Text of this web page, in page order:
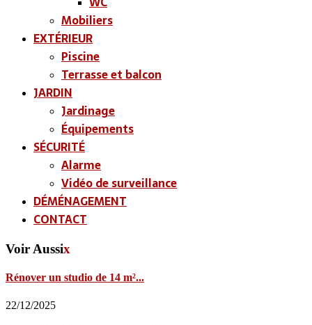
Mobiliers
EXTÉRIEUR
Piscine
Terrasse et balcon
JARDIN
Jardinage
Équipements
SÉCURITÉ
Alarme
Vidéo de surveillance
DÉMÉNAGEMENT
CONTACT
Voir Aussix
Rénover un studio de 14 m²...
22/12/2025